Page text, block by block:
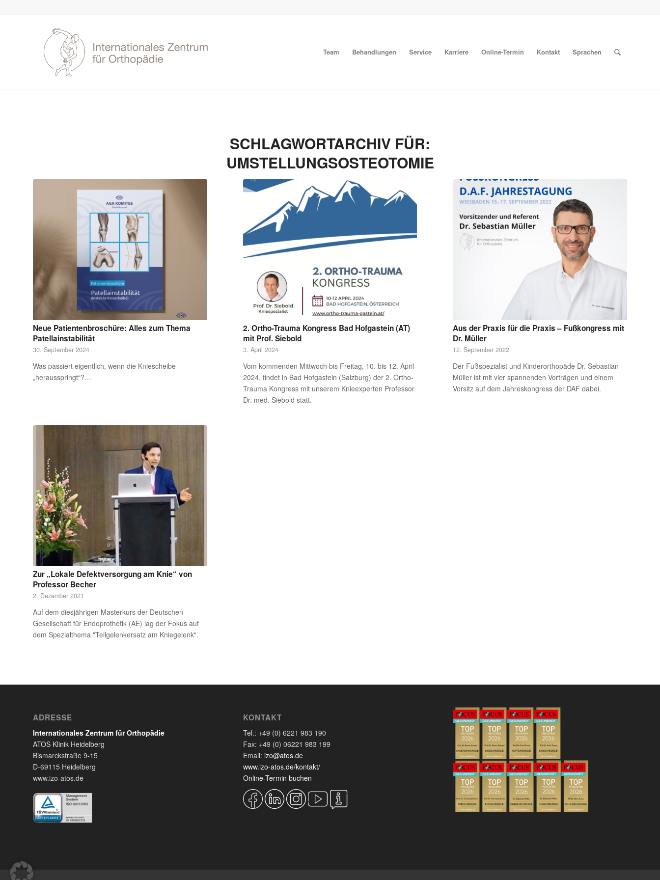
Team Behandlungen Service Karriere Online-Termin Kontakt Sprachen
SCHLAGWORTARCHIV FÜR:
UMSTELLUNGSOSTEOTOMIE
Neue Patientenbroschüre: Alles zum Thema
Patellainstabilität
30. September 2024
Was passiert eigentlich, wenn die Kniescheibe
„herausspringt“?…
2. Ortho-Trauma Kongress Bad Hofgastein (AT)
mit Prof. Siebold
3. April 2024
Vom kommenden Mittwoch bis Freitag, 10. bis 12. April
2024, findet in Bad Hofgastein (Salzburg) der 2. Ortho-
Trauma Kongress mit unserem Knieexperten Professor
Dr. med. Siebold statt.
Aus der Praxis für die Praxis – Fußkongress mit
Dr. Müller
12. September 2022
Der Fußspezialist und Kinderorthopäde Dr. Sebastian
Müller ist mit vier spannenden Vorträgen und einem
Vorsitz auf dem Jahreskongress der DAF dabei.
Zur „Lokale Defektversorgung am Knie“ von
Professor Becher
2. Dezember 2021
Auf dem diesjährigen Masterkurs der Deutschen
Gesellschaft für Endoprothetik (AE) lag der Fokus auf
dem Spezialthema "Teilgelenkersatz am Kniegelenk".
ADRESSE
Internationales Zentrum für Orthopädie
ATOS Klinik Heidelberg
Bismarckstraße 9-15
D-69115 Heidelberg
www.izo-atos.de
KONTAKT
Tel.: +49 (0) 6221 983 190
Fax: +49 (0) 06221 983 199
Email: izo@atos.de
www.izo-atos.de/kontakt/
Online-Termin buchen